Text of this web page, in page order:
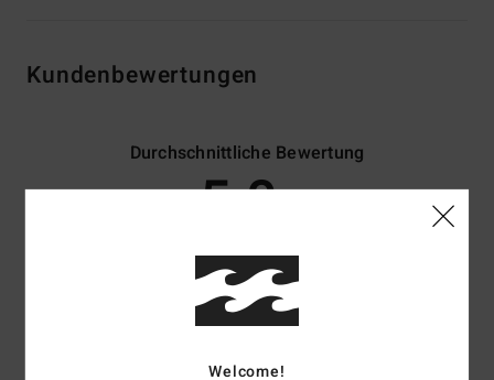
Kundenbewertungen
Durchschnittliche Bewertung
5.0
3 verifizierten Bewertungen
67% unserer Kunden empfehlen dieses Produkt
Welcome!